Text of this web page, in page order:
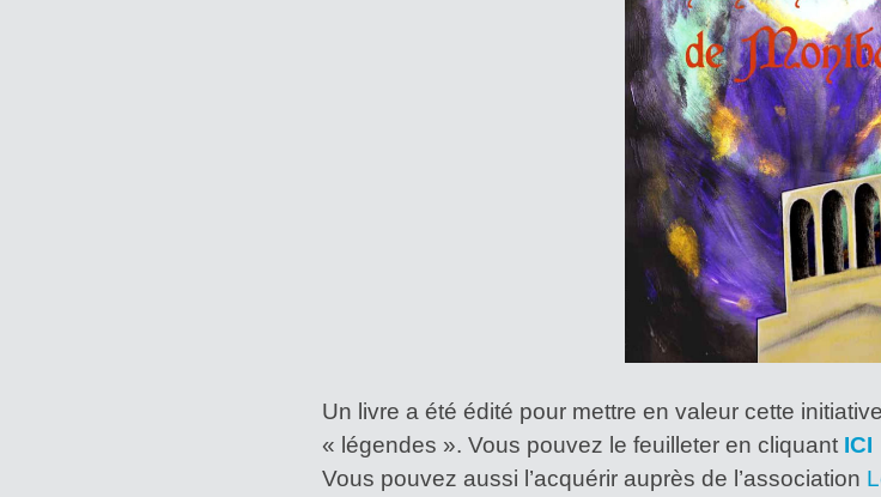
Un livre a été édité pour mettre en valeur cette
« légendes ». Vous pouvez le feuilleter en cliquant ICI
Vous pouvez aussi l’acquérir auprès de l’association